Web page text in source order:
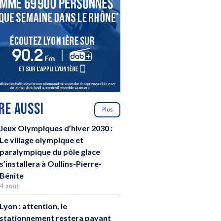
AUSSI Plus
Jeux Olympiques d’hiver 2030 :
Le village olympique et
paralympique du pôle glace
s’installera à Oullins-Pierre-
Bénite
4 août
Lyon : attention, le
stationnement restera payant